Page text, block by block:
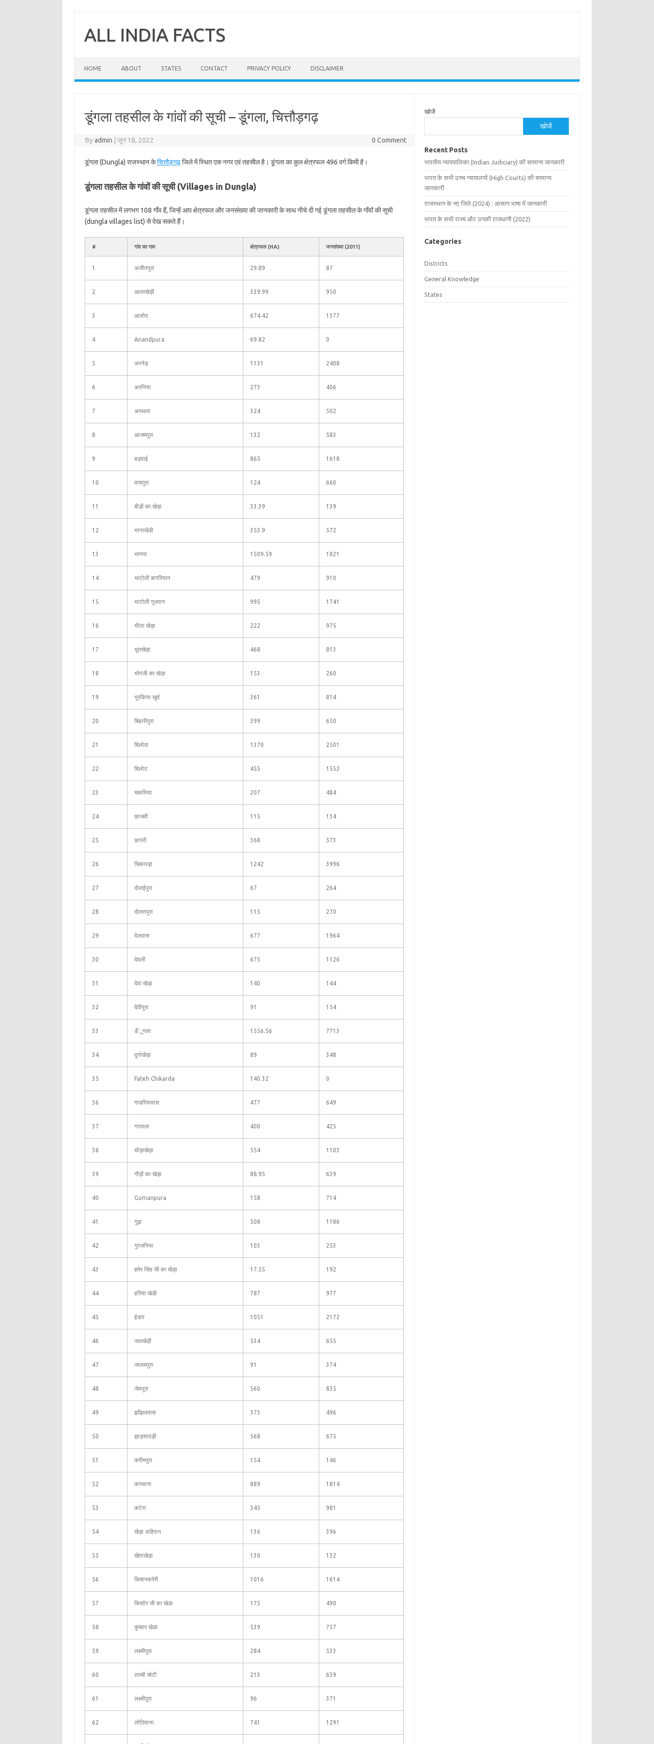
contentALL INDIA FACTS
HOME ABOUT STATES CONTACT PRIVACY POLICY DISCLAIMER
डूंगला तहसील के गांवों की सूची – डूंगला, चित्तौड़गढ़
Byadmin जून 18, 2022 0 Comment
डूंगला (Dungla) राजस्थान केचित्तौड़गढ़जिले में स्थित एक नगर एवं तहसील है। डूंगला का कुल क्षेत्रफल 496 वर्ग किमी है।
डूंगला तहसील के गांवों की सूची (Villages in Dungla)
डूंगला तहसील में लगभग 108 गाँव हैं, जिन्हें आप क्षेत्रफल और जनसंख्या की जानकारी के साथ नीचे दी गई डूंगला तहसील के गाँवों की सूची
(dungla villages list) से देख सकते हैं।
# गांव का नाम क्षेत्रफल (HA) जनसंख्या (2011)
1 अजीतपुरा 29.89 87
2 आलाखेड़ी 339.99 950
3 आलोद 674.42 1377
4 Anandpura 69.82 0
5 अरनेड़ 1131 2408
6 अरनिया 273 406
7 अरथला 324 502
8 आजमपुरा 132 583
9 बड़वाई 865 1618
10 वाघपुरा 124 660
11 बीड़ों का खेड़ा 33.39 139
12 भानाखेडी 353.9 572
13 भाणपा 1509.59 1821
14 भाटोली बागरियान 479 910
15 भाटोली गूजरान 995 1741
16 भीला खेड़ा 222 975
17 भूतखेड़ा 468 813
18 भोपजी का खेड़ा 153 260
19 भुरकिया खुर्द 361 814
20 बिहारीपुरा 399 650
21 बिलोदा 1370 2501
22 बिलोट 455 1552
23 चकतिया 207 484
24 छाजवी 115 134
25 छापरी 368 573
26 चिकारड़ा 1242 3996
27 दोलईपुरा 67 264
28 दोलतपुरा 115 270
29 देलवास 677 1964
30 देवली 675 1126
31 देवा खेड़ा 140 144
32 देवीपुरा 91 154
33 डँूगला 1556.56 7713
34 दुर्गाखेड़ा 89 348
35 Fateh Chikarda 140.32 0
36 गाडरियावास 477 649
37 गरावला 400 425
38 घोड़ाखेड़ा 554 1103
39 गौड़ों का खेड़ा 88.95 639
40 Gumanpura 158 714
41 गुढ़ा 508 1186
42 गुरजनिया 103 253
43 हमेर सिंह जी का खेड़ा 17.55 192
44 हरिया खेडी 787 977
45 ईडरा 1051 2172
46 जलखेड़ी 534 655
47 जालमपुरा 91 374
48 जेतपुरा 560 835
49 झाँझलवास 373 496
50 झाड़सादड़ी 568 675
51 करीमपुरा 154 146
52 करसाना 889 1814
53 कटेरा 345 981
54 खेड़ा अहिरान 136 396
55 खेताखेड़ा 130 132
56 किशनकरेरी 1016 1614
57 किशोर जी का खेडा 175 490
58 कुम्हार खेडा 539 757
59 लक्ष्मीपुरा 284 533
60 लाम्बी चोटी 213 639
61 लक्ष्मीपुरा 96 371
62 लोठियाना 741 1291
खोजें
खोजें
Recent Posts
भारतीय न्यायपालिका (Indian Judiciary) की सामान्य जानकारी
भारत के सभी उच्च न्यायालयों (High Courts) की सामान्य
जानकारी
राजस्थान के नए जिले (2024) : आसान भाषा में जानकारी
भारत के सभी राज्य और उनकी राजधानी (2022)
Categories
Districts
General Knowledge
States